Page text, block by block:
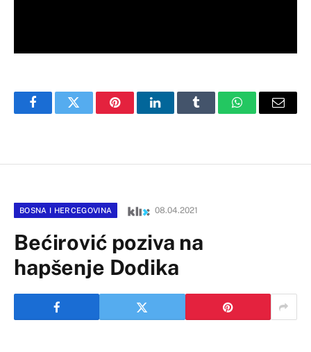
FacebookTwitter PinterestLinkedInTumblr WhatsAppEmail
BOSNA I HERCEGOVINA 08.04.2021
Bećirović poziva na
hapšenje Dodika